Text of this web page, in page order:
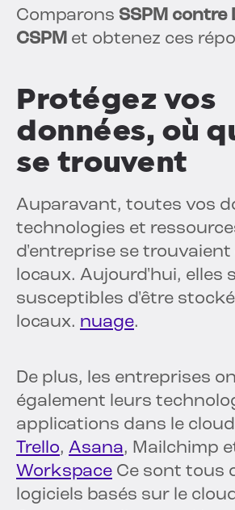
Comparons SSPM contre
CSPM et obtenez ces
Protégez vos
données, où
se trouvent
Auparavant, toutes vos
technologies et
d'entreprise se trouvaient
locaux. Aujourd'hui, elles
susceptibles d'être
locaux. nuage.
De plus, les entreprises
également leurs
applications dans le
Trello, Asana, Mailchimp
Workspace Ce sont tous
logiciels basés sur le